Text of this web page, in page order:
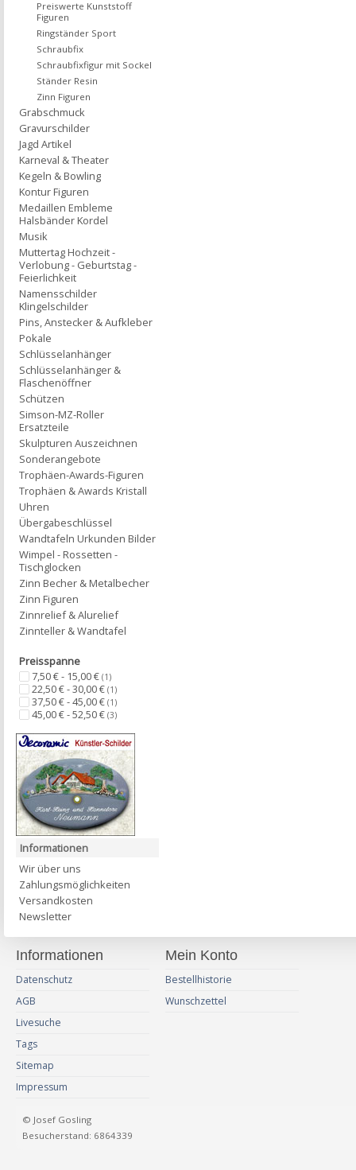
Preiswerte Kunststoff
Figuren
Ringständer Sport
Schraubfix
Schraubfixfigur mit Sockel
Ständer Resin
Zinn Figuren
Grabschmuck
Gravurschilder
Jagd Artikel
Karneval & Theater
Kegeln & Bowling
Kontur Figuren
Medaillen Embleme
Halsbänder Kordel
Musik
Muttertag Hochzeit -
Verlobung - Geburtstag -
Feierlichkeit
Namensschilder
Klingelschilder
Pins, Anstecker & Aufkleber
Pokale
Schlüsselanhänger
Schlüsselanhänger &
Flaschenöffner
Schützen
Simson-MZ-Roller
Ersatzteile
Skulpturen Auszeichnen
Sonderangebote
Trophäen-Awards-Figuren
Trophäen & Awards Kristall
Uhren
Übergabeschlüssel
Wandtafeln Urkunden Bilder
Wimpel - Rossetten -
Tischglocken
Zinn Becher & Metalbecher
Zinn Figuren
Zinnrelief & Alurelief
Zinnteller & Wandtafel
Preisspanne
7,50 € - 15,00 € (1)
22,50 € - 30,00 € (1)
37,50 € - 45,00 € (1)
45,00 € - 52,50 € (3)
Informationen
Wir über uns
Zahlungsmöglichkeiten
Versandkosten
Newsletter
Informationen
Datenschutz
AGB
Livesuche
Tags
Sitemap
Impressum
Mein Konto
Bestellhistorie
Wunschzettel
© Josef Gosling
Besucherstand: 6864339